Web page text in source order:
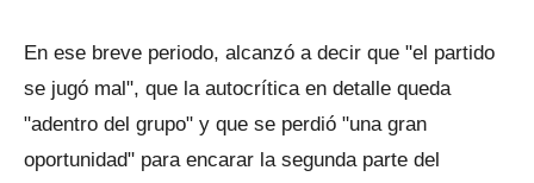
En ese breve periodo, alcanzó a decir que "el partido
se jugó mal", que la autocrítica en detalle queda
"adentro del grupo" y que se perdió "una gran
oportunidad" para encarar la segunda parte del